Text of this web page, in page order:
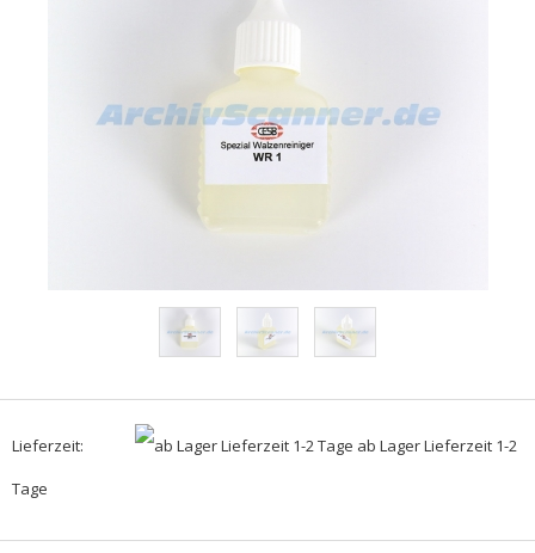
Lieferzeit:
ab Lager Lieferzeit 1-2
Tage